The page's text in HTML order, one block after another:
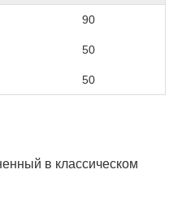
90
50
50
в классическом